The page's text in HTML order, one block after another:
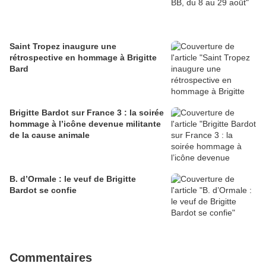
Saint Tropez inaugure une
rétrospective en hommage à Brigitte
Bard
Brigitte Bardot sur France 3 : la soirée
hommage à l’icône devenue militante
de la cause animale
B. d’Ormale : le veuf de Brigitte
Bardot se confie
Commentaires